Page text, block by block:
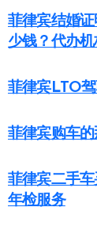
菲律宾结婚
少钱？代办机
菲律宾LTO
菲律宾购车
菲律宾二手
年检服务